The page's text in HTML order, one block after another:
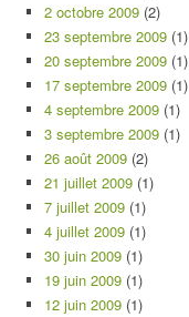
2 octobre 2009 (2)
23 septembre 2009 (1)
20 septembre 2009 (1)
17 septembre 2009 (1)
4 septembre 2009 (1)
3 septembre 2009 (1)
26 août 2009 (2)
21 juillet 2009 (1)
7 juillet 2009 (1)
4 juillet 2009 (1)
30 juin 2009 (1)
19 juin 2009 (1)
12 juin 2009 (1)